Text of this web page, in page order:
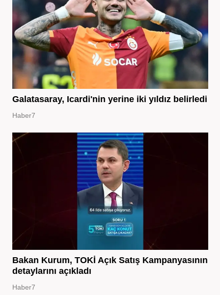
Galatasaray, Icardi'nin yerine iki yıldız belirledi
Haber7
Bakan Kurum, TOKİ Açık Satış Kampanyasının
detaylarını açıkladı
Haber7